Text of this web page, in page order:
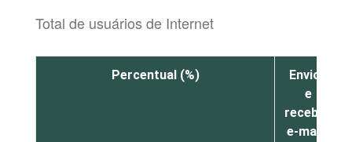
Total de usuários de Internet
Percentual (%)
Enviou
e
recebeu
e-mails